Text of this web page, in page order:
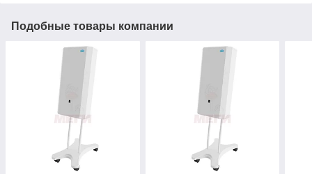
Подобные товары компании